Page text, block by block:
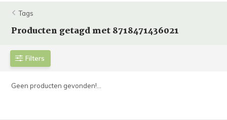
Tags
Producten getagd met 8718471436021
Filters
Geen producten gevonden!...